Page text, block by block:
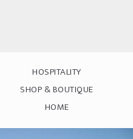
HOSPITALITY
SHOP & BOUTIQUE
HOME